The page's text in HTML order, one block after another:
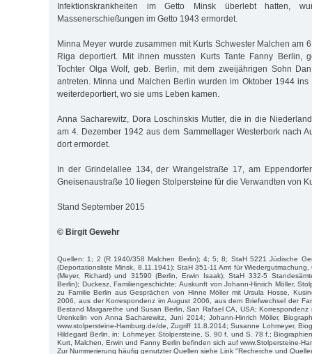
Infektionskrankheiten im Getto Minsk überlebt hatten,
Massenerschießungen im Getto 1943 ermordet.
Minna Meyer wurde zusammen mit Kurts Schwester Malchen am
Riga deportiert. Mit ihnen mussten Kurts Tante Fanny Berlin,
Tochter Olga Wolf, geb. Berlin, mit dem zweijährigen Sohn
antreten. Minna und Malchen Berlin wurden im Oktober 1944 ins
weiterdeportiert, wo sie ums Leben kamen.
Anna Sacharewitz, Dora Loschinskis Mutter, die in die
am 4. Dezember 1942 aus dem Sammellager Westerbork nach
dort ermordet.
In der Grindelallee 134, der Wrangelstraße 17, am
Gneisenaustraße 10 liegen Stolpersteine für die Verwandten von
Stand September 2015
© Birgit Gewehr
Quellen: 1; 2 (R 1940/358 Malchen Berlin); 4; 5; 8; StaH 5221 Jüdische
(Deportationsliste Minsk, 8.11.1941); StaH 351-11 Amt für
(Meyer, Richard) und 31590 (Berlin, Erwin Isaak); StaH 332-5
Berlin); Duckesz, Familiengeschichte; Auskunft von Johann-Hinrich Möller,
zu Familie Berlin aus Gesprächen von Hinne Möller mit Ursula Hosse,
2006, aus der Korrespondenz im August 2006, aus dem Briefwechsel der
Bestand Margarethe und Susan Berlin, San Rafael CA, USA; Korrespondenz
Urenkelin von Anna Sacharewitz, Juni 2014; Johann-Hinrich Möller,
www.stolpersteine-Hamburg.de/de, Zugriff 11.8.2014; Susanne Lohmeyer,
Hildegard Berlin, in: Lohmeyer, Stolpersteine, S. 90 f. und S. 78 f.;
Kurt, Malchen, Erwin und Fanny Berlin befinden sich auf www.Stolpersteine-
Zur Nummerierung häufig genutzter Quellen siehe Link "Recherche und